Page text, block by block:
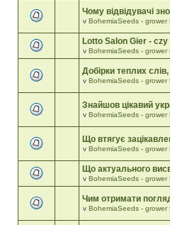
Чому відвідувачі
v BohemiaSeeds - grower
Lotto Salon Gier -
v BohemiaSeeds - grower
Добірки теплих
v BohemiaSeeds - grower
Знайшов цікавий
v BohemiaSeeds - grower
Що втягує
v BohemiaSeeds - grower
Що актуального
v BohemiaSeeds - grower
Чим отримати
v BohemiaSeeds - grower